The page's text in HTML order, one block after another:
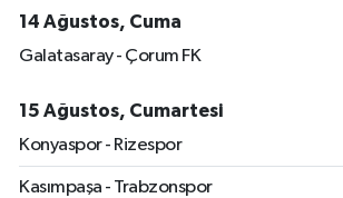
14 Ağustos, Cuma
Galatasaray - Çorum FK
15 Ağustos, Cumartesi
Konyaspor - Rizespor
Kasımpaşa - Trabzonspor